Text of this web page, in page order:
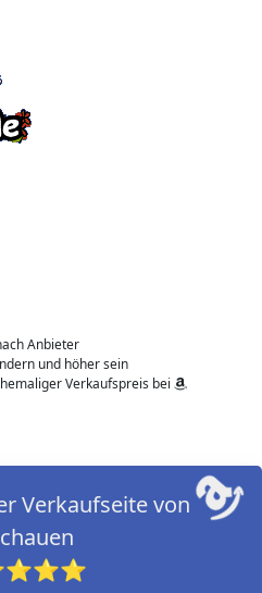
Anbieter
und höher sein
Verkaufspreis bei
Verkaufseite von